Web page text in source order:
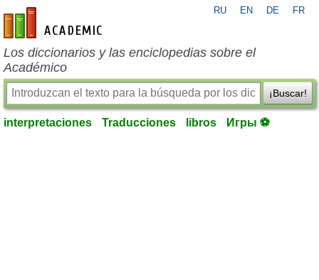
es-academic.com
RU EN DE FR
Los diccionarios y las enciclopedias sobre el
Académico
¡Buscar!
interpretaciones Traducciones libros Игры ⚽